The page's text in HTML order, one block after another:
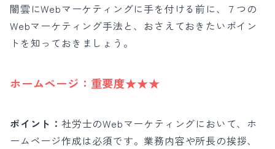
闇雲にWebマーケティングに手を付ける前に、７つの
Webマーケティング手法と、おさえておきたいポイン
トを知っておきましょう。
ホームページ： 重要度★★★
ポイント： 社労士のWebマーケティングにおいて、ホ
ームページ作成は必須です。業務内容や所長の挨拶、